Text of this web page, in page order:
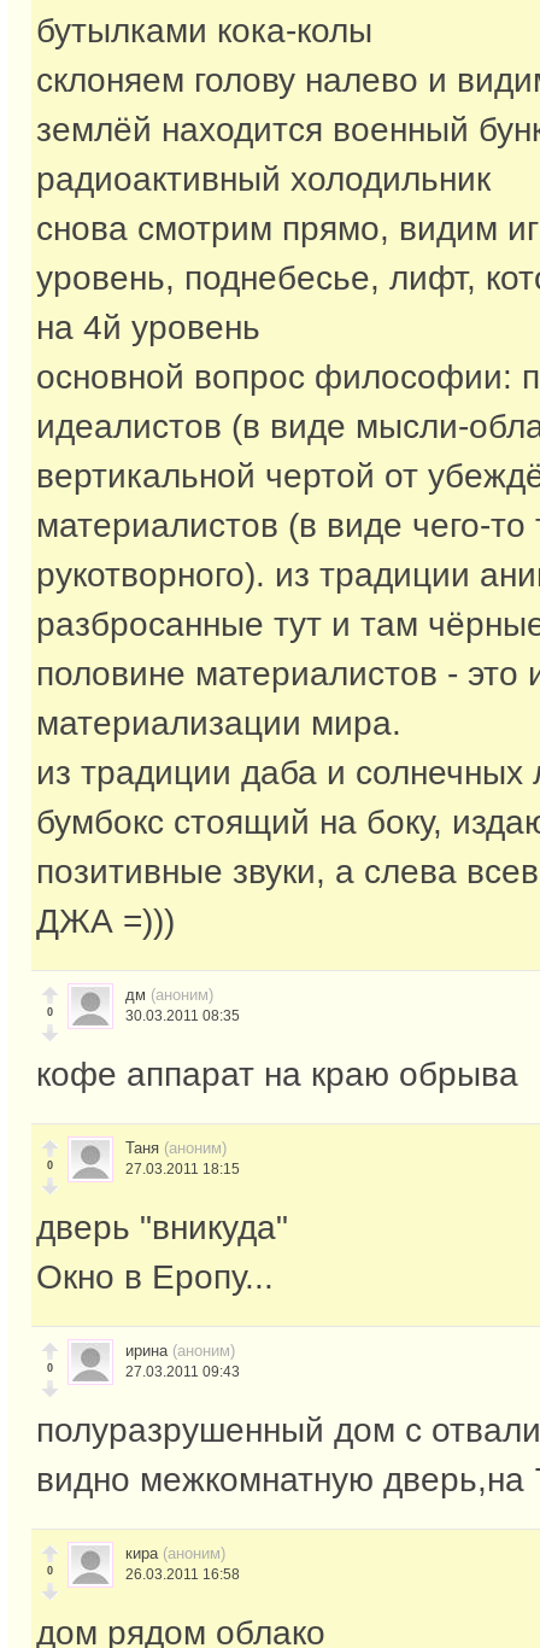
бутылками кока-колы
склоняем голову налево и
землёй находится военный
радиоактивный холодильник
снова смотрим прямо, видим
уровень, поднебесье, лифт,
на 4й уровень
основной вопрос философии:
идеалистов (в виде мысли-
вертикальной чертой от
материалистов (в виде чего-то
рукотворного). из традиции
разбросанные тут и там
половине материалистов - это
материализации мира.
из традиции даба и
бумбокс стоящий на боку,
позитивные звуки, а слева
ДЖА =)))
0
дм (аноним)
30.03.2011 08:35
кофе аппарат на краю обрыва
0
Таня (аноним)
27.03.2011 18:15
дверь "вникуда"
Окно в Еропу...
0
ирина (аноним)
27.03.2011 09:43
полуразрушенный дом с
видно межкомнатную дверь,на
0
кира (аноним)
26.03.2011 16:58
дом рядом облако